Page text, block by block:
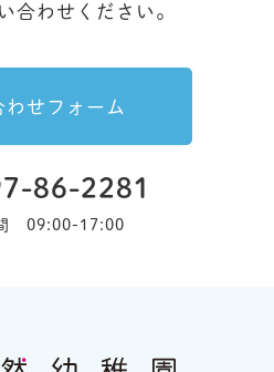
合わせください。
わせフォーム
86-2281
09:00-17:00